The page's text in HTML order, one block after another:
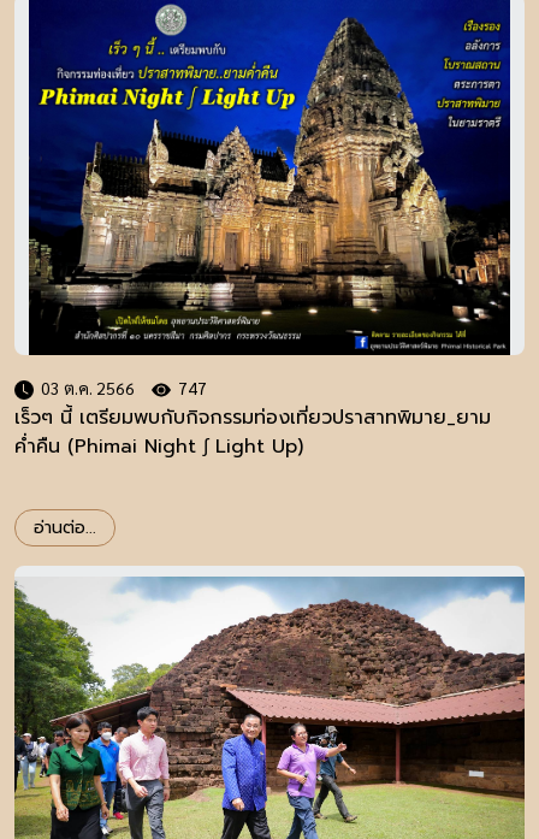
03 ต.ค. 2566 747
เร็วๆ นี้ เตรียมพบกับกิจกรรมท่องเที่ยวปราสาทพิมาย_ยาม
ค่ำคืน (Phimai Night ∫ Light Up)
อ่านต่อ...